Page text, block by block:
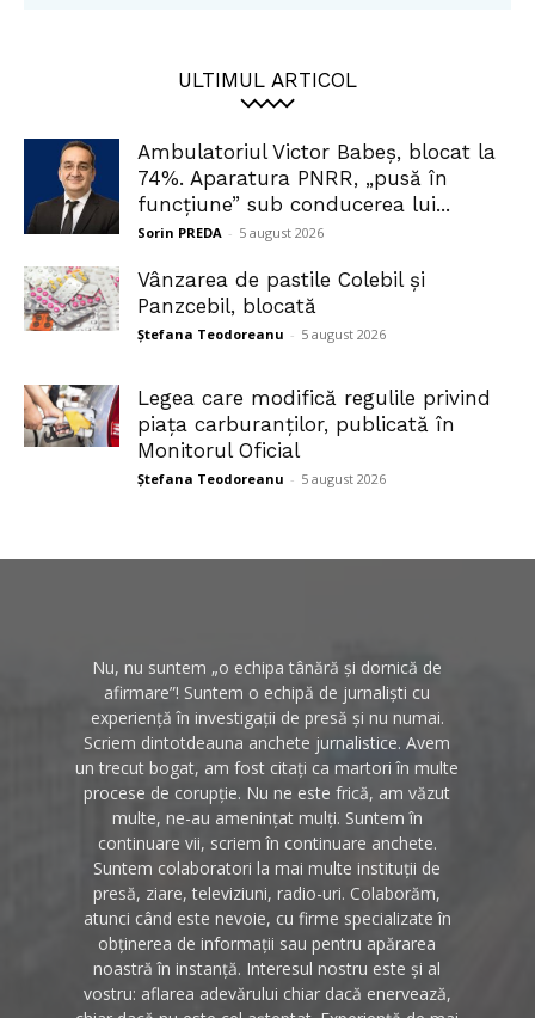
ULTIMUL ARTICOL
Ambulatoriul Victor Babeș, blocat la
74%. Aparatura PNRR, „pusă în
funcțiune” sub conducerea lui...
Sorin PREDA - 5 august 2026
Vânzarea de pastile Colebil și
Panzcebil, blocată
Ștefana Teodoreanu - 5 august 2026
Legea care modifică regulile privind
piața carburanților, publicată în
Monitorul Oficial
Ștefana Teodoreanu - 5 august 2026
Nu, nu suntem „o echipa tânără și dornică de
afirmare”! Suntem o echipă de jurnaliști cu
experiență în investigații de presă și nu numai.
Scriem dintotdeauna anchete jurnalistice. Avem
un trecut bogat, am fost citați ca martori în multe
procese de corupție. Nu ne este frică, am văzut
multe, ne-au amenințat mulți. Suntem în
continuare vii, scriem în continuare anchete.
Suntem colaboratori la mai multe instituții de
presă, ziare, televiziuni, radio-uri. Colaborăm,
atunci când este nevoie, cu firme specializate în
obținerea de informații sau pentru apărarea
noastră în instanță. Interesul nostru este și al
vostru: aflarea adevărului chiar dacă enervează,